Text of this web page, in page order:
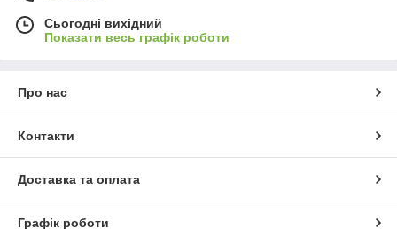
Сьогодні вихідний
Показати весь графік роботи
Про нас
Контакти
Доставка та оплата
Графік роботи